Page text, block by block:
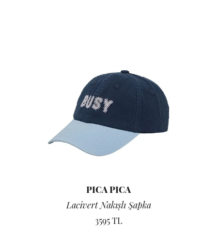
PICA PICA
Lacivert Nakışlı Şapka
3595 TL